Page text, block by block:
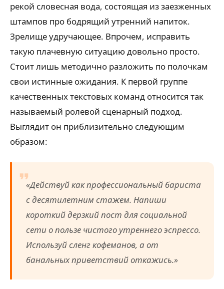
рекой словесная вода, состоящая из заезженных
штампов про бодрящий утренний напиток.
Зрелище удручающее. Впрочем, исправить
такую плачевную ситуацию довольно просто.
Стоит лишь методично разложить по полочкам
свои истинные ожидания. К первой группе
качественных текстовых команд относится так
называемый ролевой сценарный подход.
Выглядит он приблизительно следующим
образом:
«Действуй как профессиональный бариста
с десятилетним стажем. Напиши
короткий дерзкий пост для социальной
сети о пользе чистого утреннего эспрессо.
Используй сленг кофеманов, а от
банальных приветствий откажись.»